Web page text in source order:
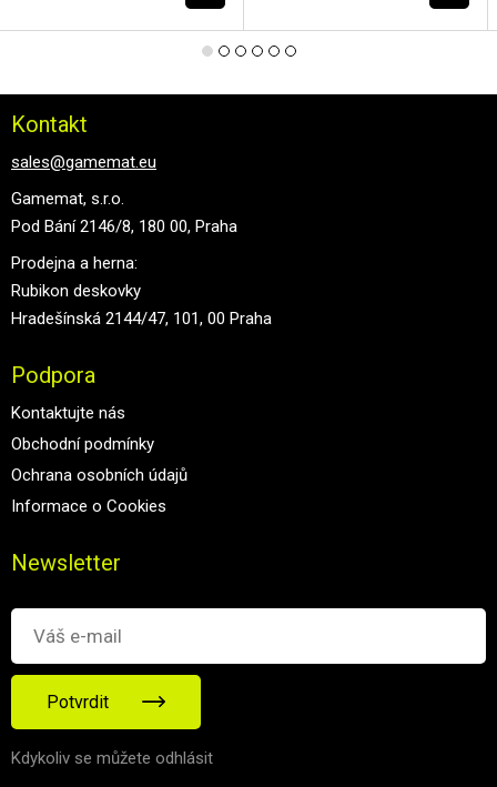
Kontakt
sales@gamemat.eu
Gamemat, s.r.o.
Pod Bání 2146/8, 180 00, Praha
Prodejna a herna:
Rubikon deskovky
Hradešínská 2144/47, 101, 00 Praha
Podpora
Kontaktujte nás
Obchodní podmínky
Ochrana osobních údajů
Informace o Cookies
Newsletter
Potvrdit
Kdykoliv se můžete odhlásit